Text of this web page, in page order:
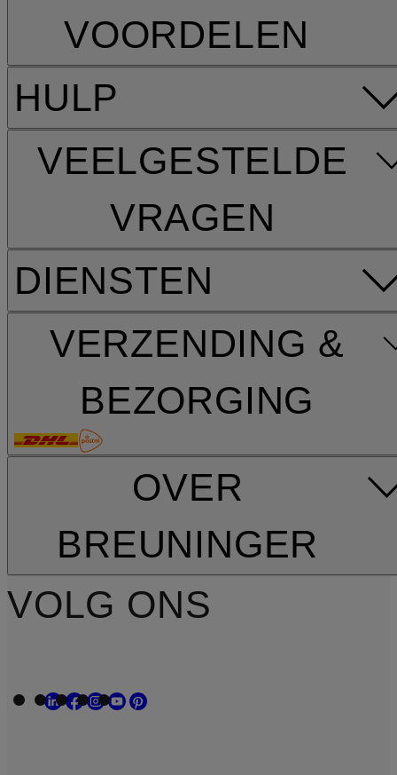
HULP
VEELGESTELDE
VRAGEN
DIENSTEN
VERZENDING &
BEZORGING
VOORDELEN
OVER
BREUNINGER
VOLG ONS